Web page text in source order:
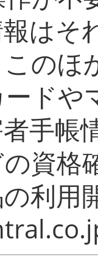
はそ
のほ
ドや
手帳
資格
利用